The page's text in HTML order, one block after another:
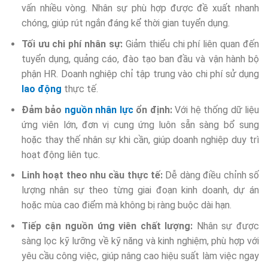
vấn nhiều vòng. Nhân sự phù hợp được đề xuất nhanh
chóng, giúp rút ngắn đáng kể thời gian tuyển dụng.
Tối ưu chi phí nhân sự: Giảm thiểu chi phí liên quan đến
tuyển dụng, quảng cáo, đào tạo ban đầu và vận hành bộ
phận HR. Doanh nghiệp chỉ tập trung vào chi phí sử dụng
lao động thực tế.
Đảm bảo nguồn nhân lựcổn định:Với hệ thống dữ liệu
ứng viên lớn, đơn vị cung ứng luôn sẵn sàng bổ sung
hoặc thay thế nhân sự khi cần, giúp doanh nghiệp duy trì
hoạt động liên tục.
Linh hoạt theo nhu cầu thực tế: Dễ dàng điều chỉnh số
lượng nhân sự theo từng giai đoạn kinh doanh, dự án
hoặc mùa cao điểm mà không bị ràng buộc dài hạn.
Tiếp cận nguồn ứng viên chất lượng: Nhân sự được
sàng lọc kỹ lưỡng về kỹ năng và kinh nghiệm, phù hợp với
yêu cầu công việc, giúp nâng cao hiệu suất làm việc ngay